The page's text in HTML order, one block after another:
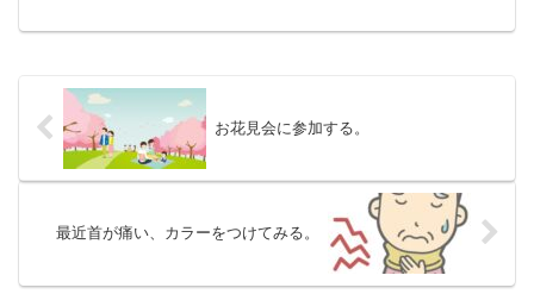
お花見会に参加する。
最近首が痛い、カラーをつけてみる。